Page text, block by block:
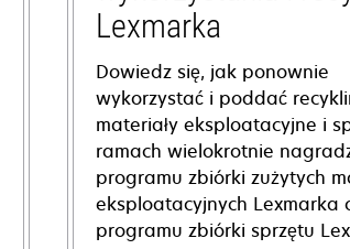
Lexmarka
Dowiedz się, jak ponownie
wykorzystać i poddać
materiały eksploatacyjne i
ramach wielokrotnie
programu zbiórki zużytych
eksploatacyjnych Lexmarka
programu zbiórki sprzętu